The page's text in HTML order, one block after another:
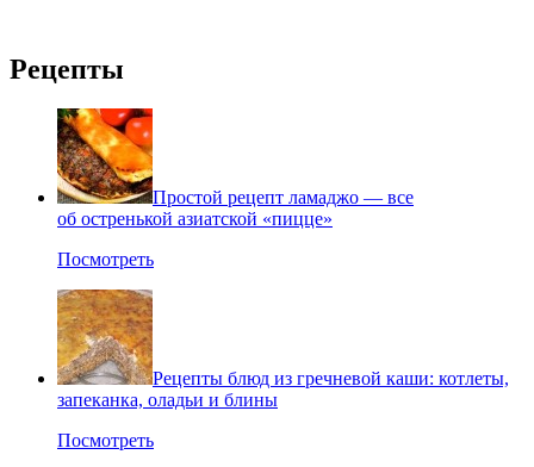
Рецепты
Простой рецепт ламаджо — все
об остренькой азиатской «пицце»
Посмотреть
Рецепты блюд из гречневой каши: котлеты,
запеканка, оладьи и блины
Посмотреть